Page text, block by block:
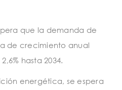
que la demanda de
de crecimiento anual
hasta 2034.
energética, se espera